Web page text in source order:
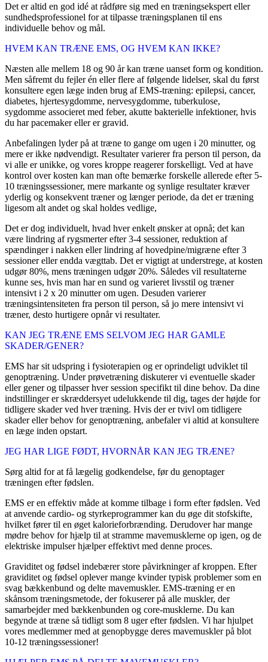
Det er altid en god idé at rådføre sig med en træningsekspert eller
sundhedsprofessionel for at tilpasse træningsplanen til ens
individuelle behov og mål.
HVEM KAN TRÆNE EMS, OG HVEM KAN IKKE?
Næsten alle mellem 18 og 90 år kan træne uanset form og kondition.
Men såfremt du fejler én eller flere af følgende lidelser, skal du først
konsultere egen læge inden brug af EMS-træning: epilepsi, cancer,
diabetes, hjertesygdomme, nervesygdomme, tuberkulose,
sygdomme associeret med feber, akutte bakterielle infektioner, hvis
du har pacemaker eller er gravid.
Anbefalingen lyder på at træne to gange om ugen i 20 minutter, og
mere er ikke nødvendigt. Resultater varierer fra person til person, da
vi alle er unikke, og vores kroppe reagerer forskelligt. Ved at have
kontrol over kosten kan man ofte bemærke forskelle allerede efter 5-
10 træningssessioner, mere markante og synlige resultater kræver
yderlig og konsekvent træner og længer periode, da det er træning
ligesom alt andet og skal holdes vedlige,
Det er dog individuelt, hvad hver enkelt ønsker at opnå; det kan
være lindring af rygsmerter efter 3-4 sessioner, reduktion af
spændinger i nakken eller lindring af hovedpine/migræne efter 3
sessioner eller endda vægttab. Det er vigtigt at understrege, at kosten
udgør 80%, mens træningen udgør 20%. Således vil resultaterne
kunne ses, hvis man har en sund og varieret livsstil og træner
intensivt i 2 x 20 minutter om ugen. Desuden varierer
træningsintensiteten fra person til person, så jo mere intensivt vi
træner, desto hurtigere opnår vi resultater.
KAN JEG TRÆNE EMS SELVOM JEG HAR GAMLE
SKADER/GENER?
EMS har sit udspring i fysioterapien og er oprindeligt udviklet til
genoptræning. Under prøvetræning diskuterer vi eventuelle skader
eller gener og tilpasser hver session specifikt til dine behov. Da dine
indstillinger er skræddersyet udelukkende til dig, tages der højde for
tidligere skader ved hver træning. Hvis der er tvivl om tidligere
skader eller behov for genoptræning, anbefaler vi altid at konsultere
en læge inden opstart.
JEG HAR LIGE FØDT, HVORNÅR KAN JEG TRÆNE?
Sørg altid for at få lægelig godkendelse, før du genoptager
træningen efter fødslen.
EMS er en effektiv måde at komme tilbage i form efter fødslen. Ved
at anvende cardio- og styrkeprogrammer kan du øge dit stofskifte,
hvilket fører til en øget kalorieforbrænding. Derudover har mange
mødre behov for hjælp til at stramme mavemusklerne op igen, og de
elektriske impulser hjælper effektivt med denne proces.
Graviditet og fødsel indebærer store påvirkninger af kroppen. Efter
graviditet og fødsel oplever mange kvinder typisk problemer som en
svag bækkenbund og delte mavemuskler. EMS-træning er en
skånsom træningsmetode, der fokuserer på alle muskler, der
samarbejder med bækkenbunden og core-musklerne. Du kan
begynde at træne så tidligt som 8 uger efter fødslen. Vi har hjulpet
vores medlemmer med at genopbygge deres mavemuskler på blot
10-12 træningssessioner!